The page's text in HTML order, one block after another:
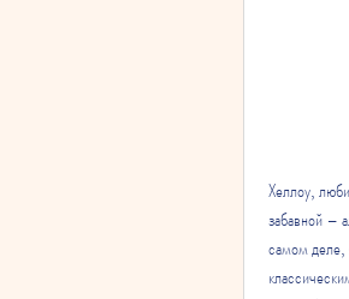
Хеллоу,
забавной –
самом деле,